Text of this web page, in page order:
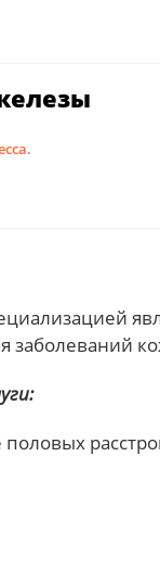
заболеваний
половых